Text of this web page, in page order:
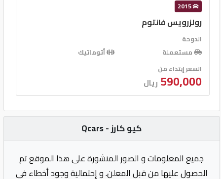
2015
رولزرويس فانتوم
الدوحة
مستعملة
أتوماتيك
السعر إبتداء من
590,000 ريال
كيو كارز - Qcars
جميع المعلومات و الصور المنشورة على هذا الموقع تم
الحصول عليها من قبل المعلن. و إحتمالية وجود أخطاء في